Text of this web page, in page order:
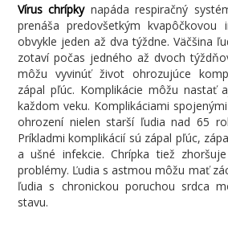
Vírus chrípkynapáda respiračný
prenáša predovšetkým kvapôčkovou
obvykle jeden až dva týždne. Väčšina
zotaví počas jedného až dvoch
môžu vyvinúť život ohrozujúce
zápal pľúc. Komplikácie môžu nastať
každom veku. Komplikáciami
ohrození nielen starší ľudia nad 65
Príkladmi komplikácií sú zápal pľúc,
a ušné infekcie. Chrípka tiež
problémy. Ľudia s astmou môžu mať
ľudia s chronickou poruchou srdca
stavu.